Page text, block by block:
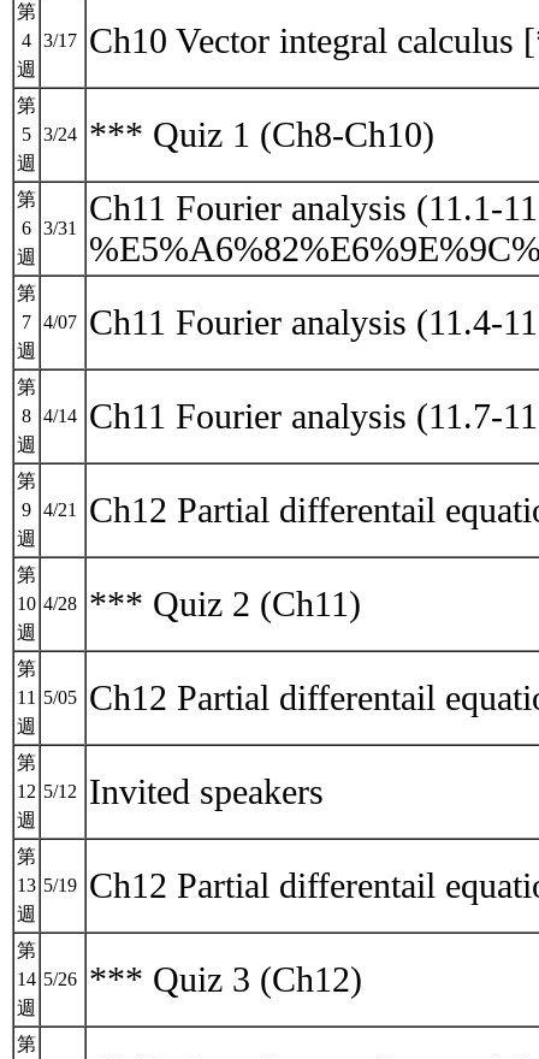
第
4
週
3/17 Ch10 Vector integral calculus
第
5
週
3/24 *** Quiz 1 (Ch8-Ch10)
第
6
週
3/31
Ch11 Fourier analysis (11.1-
第
7
週
4/07 Ch11 Fourier analysis (11.4-
第
8
週
4/14 Ch11 Fourier analysis (11.7-
第
9
週
4/21 Ch12 Partial differentail
第
10
週
4/28 *** Quiz 2 (Ch11)
第
11
週
5/05 Ch12 Partial differentail
第
12
週
5/12 Invited speakers
第
13
週
5/19 Ch12 Partial differentail
第
14
週
5/26 *** Quiz 3 (Ch12)
第